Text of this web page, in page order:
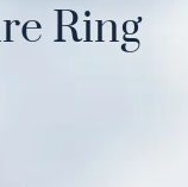
Ring